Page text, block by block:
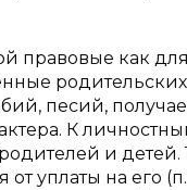
правовые как
родительских
песий,
К
и
от уплаты на его